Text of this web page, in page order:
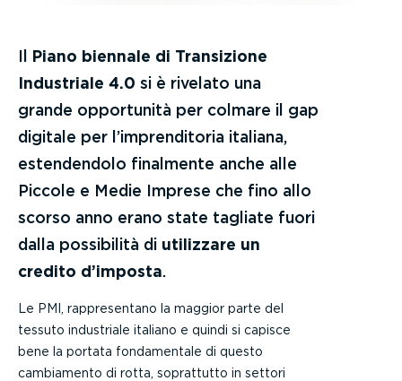
Il Piano biennale di Transizione
Industriale 4.0 si è rivelato una
grande opportunità per colmare il gap
digitale per l’imprenditoria italiana,
estendendolo finalmente anche alle
Piccole e Medie Imprese che fino allo
scorso anno erano state tagliate fuori
dalla possibilità di utilizzare un
credito d’imposta.
Le PMI, rappresentano la maggior parte del
tessuto industriale italiano e quindi si capisce
bene la portata fondamentale di questo
cambiamento di rotta, soprattutto in settori